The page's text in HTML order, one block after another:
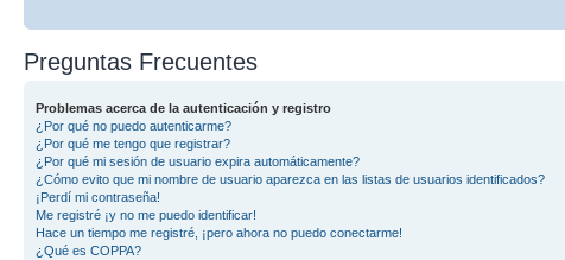
Preguntas Frecuentes
Problemas acerca de la autenticación y registro
¿Por qué no puedo autenticarme?
¿Por qué me tengo que registrar?
¿Por qué mi sesión de usuario expira automáticamente?
¿Cómo evito que mi nombre de usuario aparezca en las listas de usuarios identificados?
¡Perdí mi contraseña!
Me registré ¡y no me puedo identificar!
Hace un tiempo me registré, ¡pero ahora no puedo conectarme!
¿Qué es COPPA?